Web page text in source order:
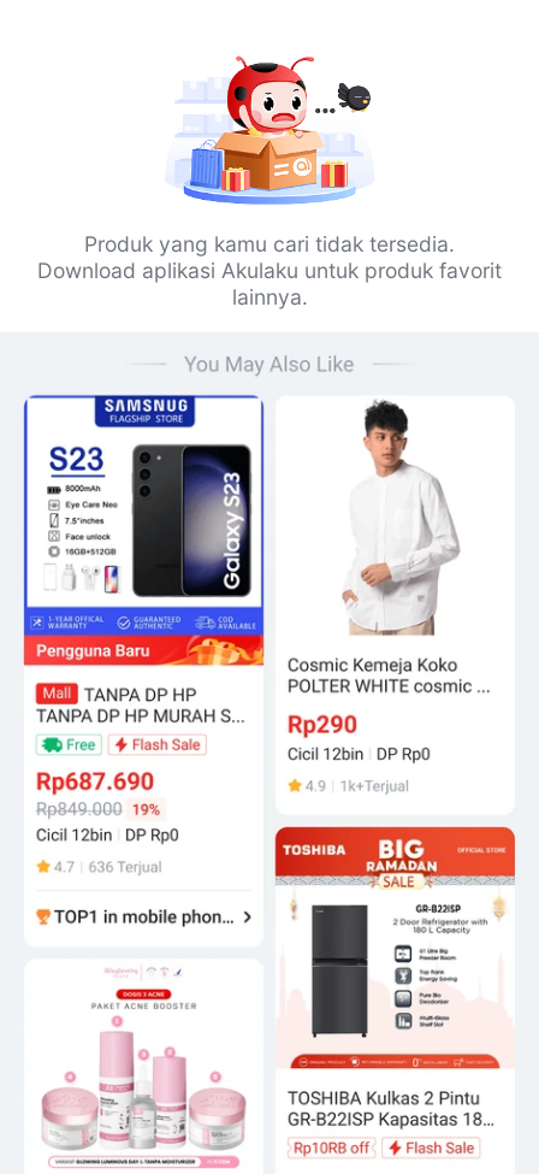
Produk yang kamu cari tidak tersedia.
Download aplikasi Akulaku untuk produk favorit
lainnya.